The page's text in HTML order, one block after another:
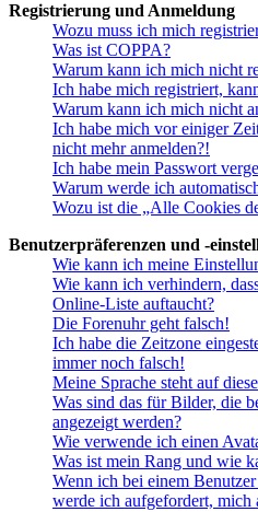
Registrierung und Anmeldung
Wozu muss ich mich
Was ist COPPA?
Warum kann ich mich nicht
Ich habe mich registriert,
Warum kann ich mich nicht
Ich habe mich vor einiger
nicht mehr anmelden?!
Ich habe mein Passwort
Warum werde ich
Wozu ist die „Alle Cookies
Benutzerpräferenzen und -
Wie kann ich meine
Wie kann ich verhindern,
Online-Liste auftaucht?
Die Forenuhr geht falsch!
Ich habe die Zeitzone
immer noch falsch!
Meine Sprache steht auf
Was sind das für Bilder, die
angezeigt werden?
Wie verwende ich einen
Was ist mein Rang und wie
Wenn ich bei einem
werde ich aufgefordert, mich